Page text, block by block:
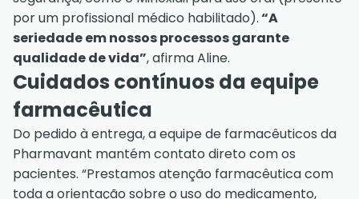
por um profissional médico habilitado).“A
seriedade em nossos processos garante
qualidade de vida”, afirma Aline.
Cuidados contínuos da equipe
farmacêutica
Do pedido à entrega, a equipe de farmacêuticos da
Pharmavant mantém contato direto com os
pacientes. “Prestamos atenção farmacêutica com
toda a orientação sobre o uso do medicamento,